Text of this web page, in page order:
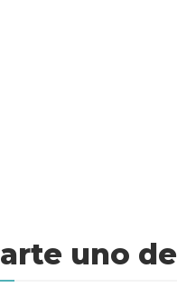
uno